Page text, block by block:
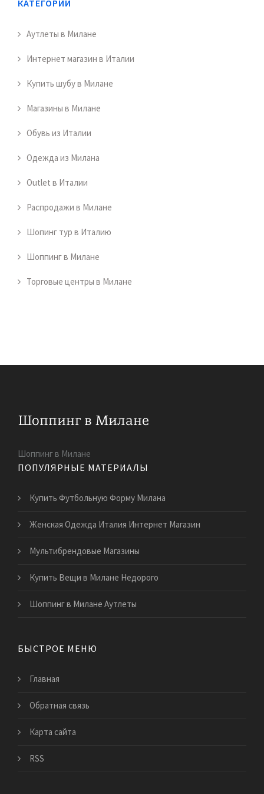
КАТЕГОРИИ
Аутлеты в Милане
Интернет магазин в Италии
Купить шубу в Милане
Магазины в Милане
Обувь из Италии
Одежда из Милана
Outlet в Италии
Распродажи в Милане
Шопинг тур в Италию
Шоппинг в Милане
Торговые центры в Милане
Шоппинг в Милане
ПОПУЛЯРНЫЕ МАТЕРИАЛЫ
Купить Футбольную Форму Милана
Женская Одежда Италия Интернет Магазин
Мультибрендовые Магазины
Купить Вещи в Милане Недорого
Шоппинг в Милане Аутлеты
БЫСТРОЕ МЕНЮ
Главная
Обратная связь
Карта сайта
RSS